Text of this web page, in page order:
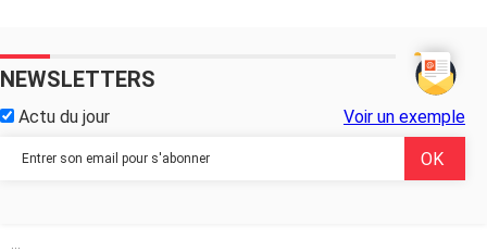
NEWSLETTERS
Actu du jour Voir un exemple
...